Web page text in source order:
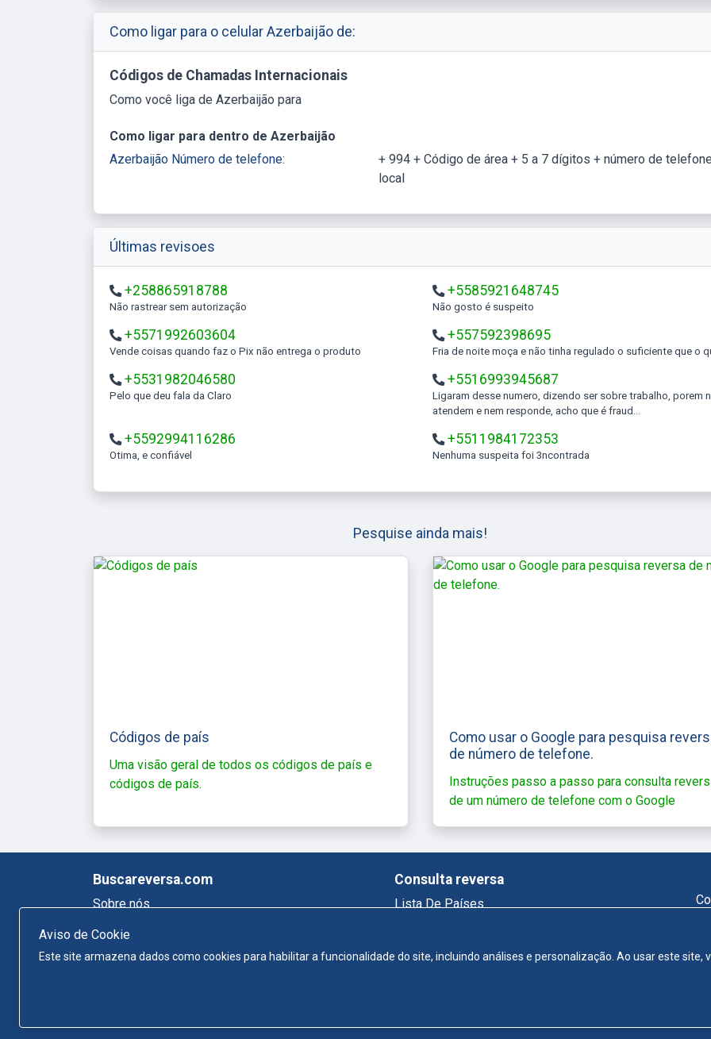
Como ligar para o celular Azerbaijão de:
Códigos de Chamadas Internacionais
Como você liga de Azerbaijão para
Como ligar para dentro de Azerbaijão
Azerbaijão Número de telefone:
+ 994 + Código de área + 5 a 7 dígitos + número de
local
Últimas revisoes
+258865918788
Não rastrear sem autorização
+5585921648745
Não gosto é suspeito
+5571992603604
Vende coisas quando faz o Pix não entrega o produto
+557592398695
Fria de noite moça e não tinha regulado o suficiente que o
+5531982046580
Pelo que deu fala da Claro
+5516993945687
Ligaram desse numero, dizendo ser sobre trabalho, porem não
atendem e nem responde, acho que é fraud...
+5592994116286
Otima, e confiável
+5511984172353
Nenhuma suspeita foi 3ncontrada
Pesquise ainda mais!
Códigos de país
Uma visão geral de todos os códigos de país e
códigos de país.
Como usar o Google para pesquisa
de número de telefone.
Instruções passo a passo para consulta
de um número de telefone com o Google
Aviso de Cookie
Este site armazena dados como cookies para habilitar a funcionalidade do site, incluindo análises e personalização. Ao usar este
Buscareversa.com
Sobre nós
Política de Privacidade
Termos e Condições
Consulta reversa
Lista De Países
Consulta De Email